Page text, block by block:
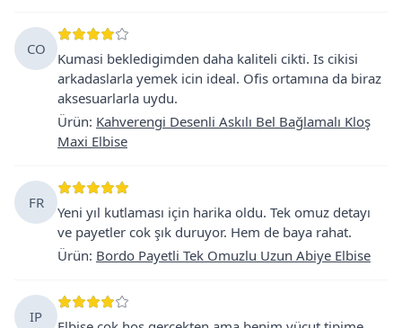
CO
Kumasi bekledigimden daha kaliteli cikti. Is cikisi
arkadaslarla yemek icin ideal. Ofis ortamına da biraz
aksesuarlarla uydu.
Ürün: Kahverengi Desenli Askılı Bel Bağlamalı Kloş
Maxi Elbise
FR
Yeni yıl kutlaması için harika oldu. Tek omuz detayı
ve payetler cok şık duruyor. Hem de baya rahat.
Ürün: Bordo Payetli Tek Omuzlu Uzun Abiye Elbise
IP